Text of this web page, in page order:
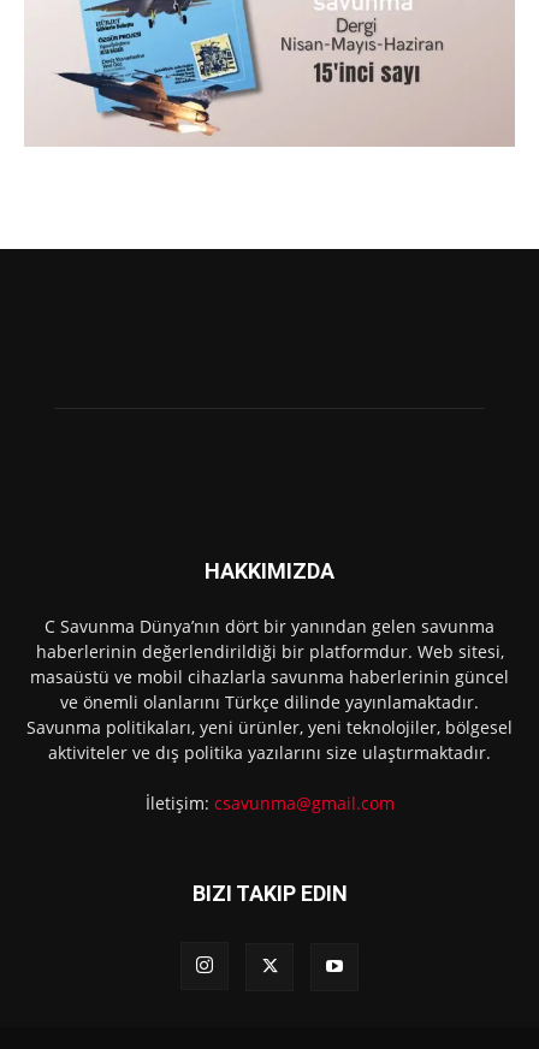
HAKKIMIZDA
C Savunma Dünya’nın dört bir yanından gelen savunma
haberlerinin değerlendirildiği bir platformdur. Web sitesi,
masaüstü ve mobil cihazlarla savunma haberlerinin güncel
ve önemli olanlarını Türkçe dilinde yayınlamaktadır.
Savunma politikaları, yeni ürünler, yeni teknolojiler, bölgesel
aktiviteler ve dış politika yazılarını size ulaştırmaktadır.
İletişim: csavunma@gmail.com
BIZI TAKIP EDIN